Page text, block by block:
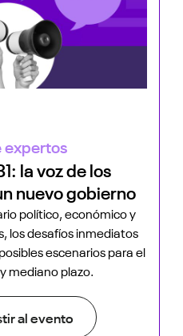
expertos
la voz de los
nuevo gobierno
político, económico y
los desafíos inmediatos
escenarios para el
mediano plazo.
al evento